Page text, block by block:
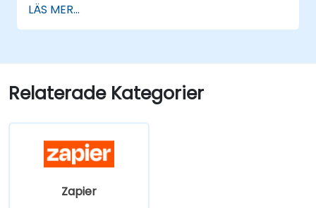
Integrera marknadsföringsverktyg som
CRMs, e-postplattformar och
Optimera och felsöka automatiserade
arbetsflöden för maximal effektivitet.
LÄS MER...
Relaterade Kategorier
Zapier